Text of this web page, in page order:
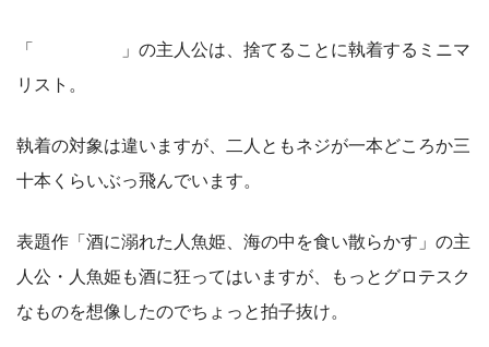
「 」の主人公は、捨てることに執着するミニマ
リスト。
執着の対象は違いますが、二人ともネジが一本どころか三
十本くらいぶっ飛んでいます。
表題作「酒に溺れた人魚姫、海の中を食い散らかす」の主
人公・人魚姫も酒に狂ってはいますが、もっとグロテスク
なものを想像したのでちょっと拍子抜け。